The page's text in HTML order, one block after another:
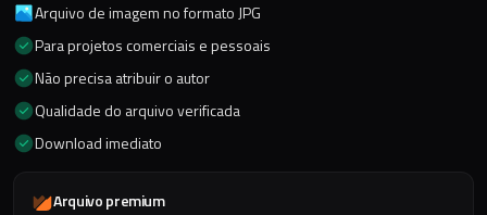
Arquivo de imagem no formato JPG
Para projetos comerciais e pessoais
Não precisa atribuir o autor
Qualidade do arquivo verificada
Download imediato
Arquivo premium